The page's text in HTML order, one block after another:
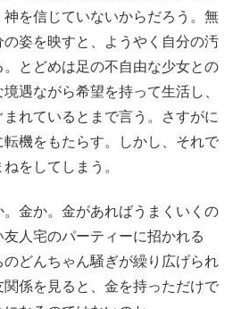
を信じていないからだろう。無
姿を映すと、ようやく自分の汚
とどめは足の不自由な少女との
遇ながら希望を持って生活し、
れているとまで言う。さすがに
機をもたらす。しかし、それで
をしてしまう。
金か。金があればうまくいくの
人宅のパーティーに招かれる
どんちゃん騒ぎが繰り広げられ
係を見ると、金を持っただけで